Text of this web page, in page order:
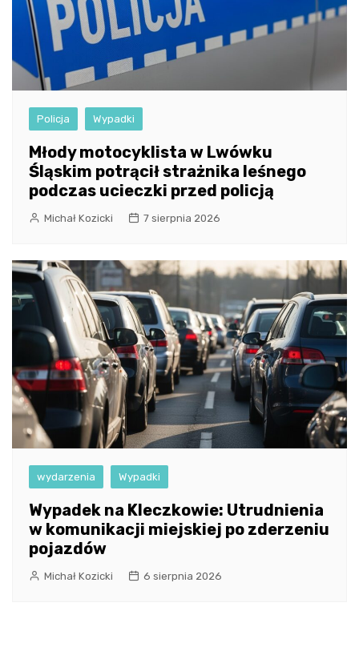
Policja Wypadki
Młody motocyklista w Lwówku
Śląskim potrącił strażnika leśnego
podczas ucieczki przed policją
Michał Kozicki 7 sierpnia 2026
wydarzenia Wypadki
Wypadek na Kleczkowie: Utrudnienia
w komunikacji miejskiej po zderzeniu
pojazdów
Michał Kozicki 6 sierpnia 2026